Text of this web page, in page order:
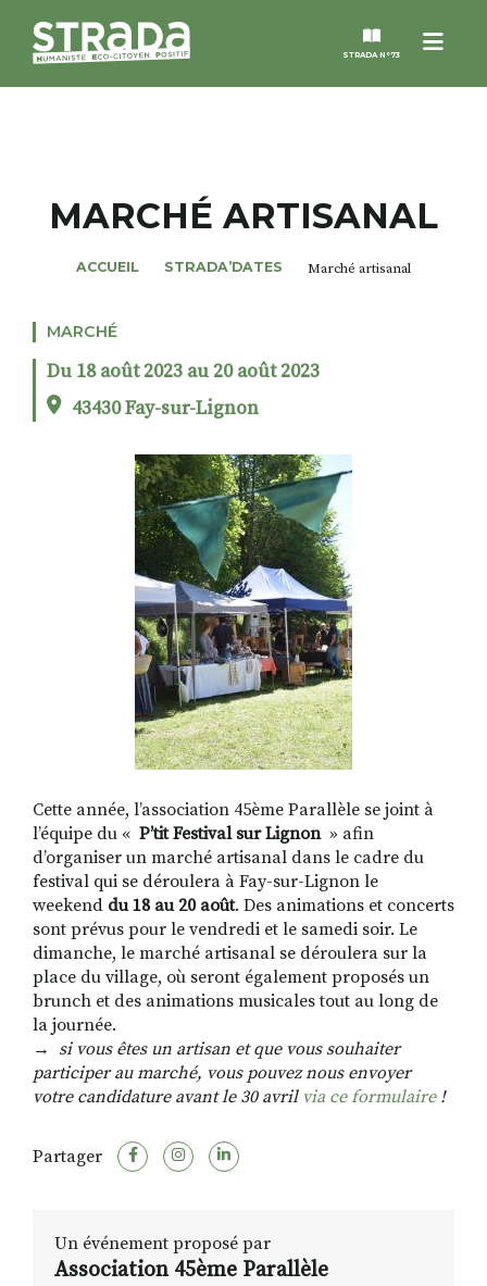
Menu
STRADA N°73
MAGAZINES
NOS THÈMES
STRADA’DATES
RECHERCHER
S'ABONNER
S'INSCRIRE À LA NEWSLETTER
FACEBOOKINSTAGRAM
LINKEDINYOUTUBE
MARCHÉ ARTISANAL
ACCUEIL STRADA’DATES Marché artisanal
MARCHÉ
Du 18 août 2023 au 20 août 2023
43430 Fay-sur-Lignon
Cette année, l’association 45ème Parallèle se joint à
l’équipe du « P’tit Festival sur Lignon » afin
d’organiser un marché artisanal dans le cadre du
festival qui se déroulera à Fay-sur-Lignon le
weekend du 18 au 20 août. Des animations et concerts
sont prévus pour le vendredi et le samedi soir. Le
dimanche, le marché artisanal se déroulera sur la
place du village, où seront également proposés un
brunch et des animations musicales tout au long de
la journée.
→ si vous êtes un artisan et que vous souhaiter
participer au marché, vous pouvez nous envoyer
votre candidature avant le 30 avril via ce formulaire!
Partager
Un événement proposé par
Association 45ème Parallèle